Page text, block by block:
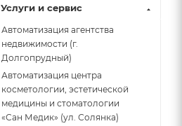
Услуги и сервис
Автоматизация агентства
недвижимости (г.
Долгопрудный)
Автоматизация центра
косметологии, эстетической
медицины и стоматологии
«Сан Медик» (ул. Солянка)